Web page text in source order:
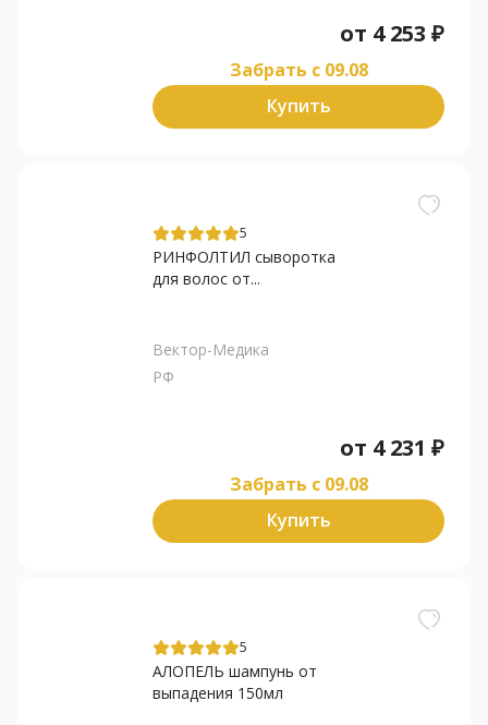
от 4 253 ₽
Забрать c 09.08
Купить
5
РИНФОЛТИЛ сыворотка
для волос от...
Вектор-Медика
РФ
от 4 231 ₽
Забрать c 09.08
Купить
5
АЛОПЕЛЬ шампунь от
выпадения 150мл